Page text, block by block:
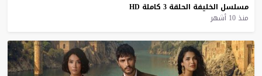
مسلسل الخليفة الحلقة 3 كاملة HD
منذ 10 أشهر